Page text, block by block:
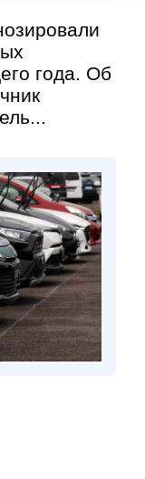
года. Об